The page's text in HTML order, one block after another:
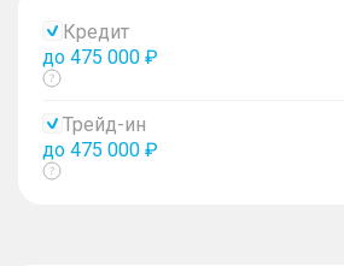
Кредит
до 475 000 ₽
Показать
Трейд-ин
до 475 000 ₽
Показать